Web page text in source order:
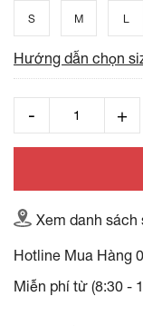
S M L
Hướng dẫn chọn
Xem danh sách
Hotline Mua Hàng
Miễn phí từ (8:30 -